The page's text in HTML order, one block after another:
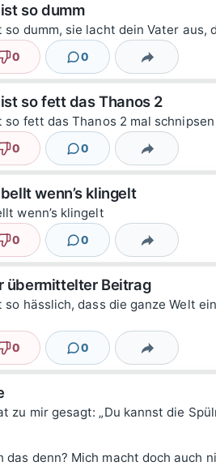
so dumm
dumm, sie lacht dein Vater
Nicht lustig
0 0
KommentareTeilen
so fett das Thanos 2
fett das Thanos 2 mal
Nicht lustig
0 0
KommentareTeilen
wenn’s klingelt
wenn’s klingelt
Nicht lustig
0 0
KommentareTeilen
übermittelter Beitrag
hässlich, dass die ganze Welt
Nicht lustig
0 0
KommentareTeilen
zu mir gesagt: „Du kannst die
das denn? Mich macht doch auch